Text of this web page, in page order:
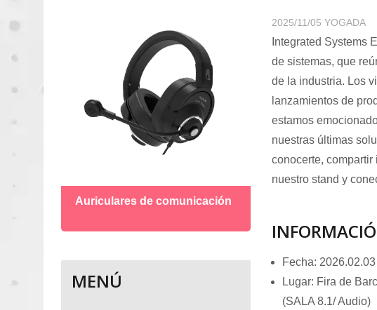
Auriculares de comunicación
Micrófonos de
MENÚ
2025/11/05 YOGADA
Integrated Systems
de sistemas, que
de la industria. Los
lanzamientos de
estamos
nuestras últimas
conocerte, compartir
nuestro stand y
Fecha:
Lugar: Fira de
(SALA 8.1/ Audio)